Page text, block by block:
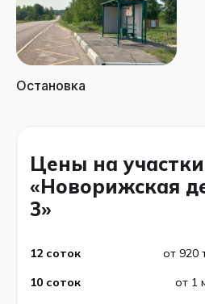
Остановка
Цены на
«Новорижская
3»
12 соток от 920
10 соток
от 1